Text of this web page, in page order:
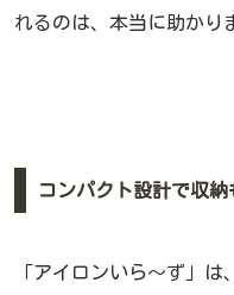
れるのは、本当に助かり
コンパクト設計で収納
「アイロンいら〜ず」